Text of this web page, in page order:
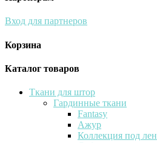
Вход для партнеров
Корзина
Каталог товаров
Ткани для штор
Гардинные ткани
Fantasy
Ажур
Коллекция под лен